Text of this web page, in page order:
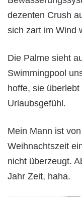
dezenten Crush
sich zart im Wind
Die Palme sieht
Swimmingpool
hoffe, sie
Urlaubsgefühl.
Mein Mann ist
Weihnachtszeit
nicht überzeugt.
Jahr Zeit, haha.